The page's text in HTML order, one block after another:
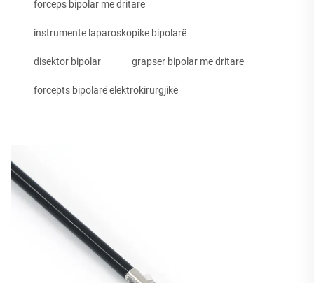
forceps bipolar me dritare
instrumente laparoskopike bipolarë
disektor bipolar grapser bipolar me dritare
forcepts bipolarë elektrokirurgjikë